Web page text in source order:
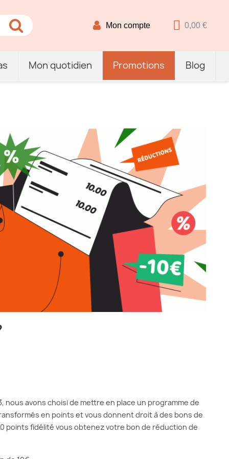
Mon compte 0,00 €
Mon quotidien Promotions Blog
avons choisi de mettre en place un programme de
en points et vous donnent droit à des bons de
points fidélité vous obtenez votre bon de réduction de